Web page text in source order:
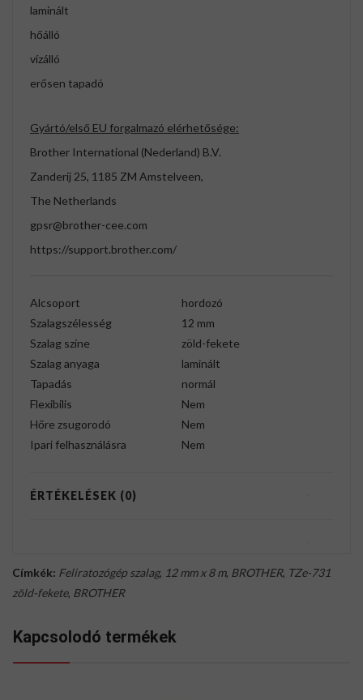
laminált
hőálló
vízálló
erősen tapadó
Gyártó/első EU forgalmazó elérhetősége:
Brother International (Nederland) B.V.
Zanderij 25, 1185 ZM Amstelveen,
The Netherlands
gpsr@brother-cee.com
https://support.brother.com/
Alcsoport
hordozó
Szalagszélesség
12 mm
Szalag színe
zöld-fekete
Szalag anyaga
laminált
Tapadás
normál
Flexibilis
Nem
Hőre zsugorodó
Nem
Ipari felhasználásra
Nem
ÉRTÉKELÉSEK (0)
Címkék: Feliratozógép szalag, 12 mm x 8 m, BROTHER, TZe-731
zöld-fekete, BROTHER
Kapcsolodó termékek